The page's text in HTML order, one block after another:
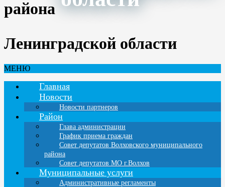
района
Ленинградской области
МЕНЮ
Главная
Новости
Новости партнеров
Район
Глава администрации
График приема граждан
Совет депутатов Волховского муниципального
района
Совет депутатов МО г.Волхов
Муниципальные услуги
Административные регламенты